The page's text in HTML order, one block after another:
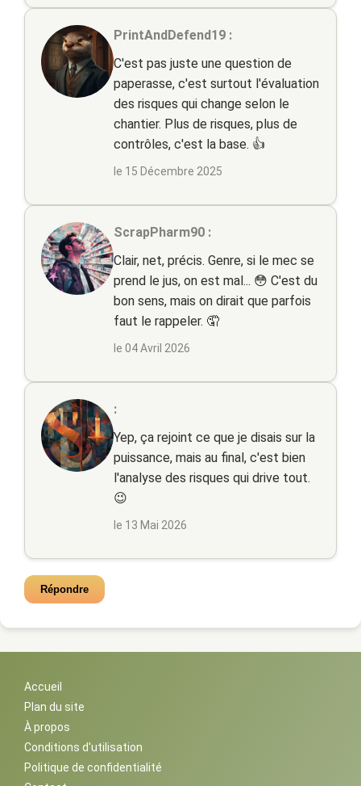
PrintAndDefend19 :
C'est pas juste une question de
paperasse, c'est surtout l'évaluation
des risques qui change selon le
chantier. Plus de risques, plus de
contrôles, c'est la base. 👍
le 15 Décembre 2025
ScrapPharm90 :
Clair, net, précis. Genre, si le mec se
prend le jus, on est mal... 😳 C'est du
bon sens, mais on dirait que parfois
faut le rappeler. 🤦
le 04 Avril 2026
:
Yep, ça rejoint ce que je disais sur la
puissance, mais au final, c'est bien
l'analyse des risques qui drive tout.
😉
le 13 Mai 2026
Répondre
Accueil
Plan du site
À propos
Conditions d'utilisation
Politique de confidentialité